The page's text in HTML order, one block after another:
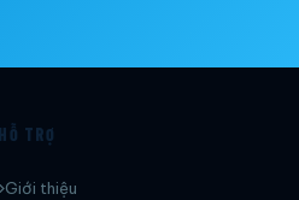
HỖ TRỢ
Giới thiệu